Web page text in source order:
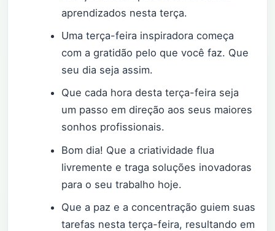
aprendizados nesta terça.
Uma terça-feira inspiradora começa
com a gratidão pelo que você faz. Que
seu dia seja assim.
Que cada hora desta terça-feira seja
um passo em direção aos seus maiores
sonhos profissionais.
Bom dia! Que a criatividade flua
livremente e traga soluções inovadoras
para o seu trabalho hoje.
Que a paz e a concentração guiem suas
tarefas nesta terça-feira, resultando em